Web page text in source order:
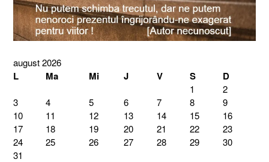
august 2026
L Ma Mi J V S D
1
2
3
4 5 6 7 8
9
10
11 12 13 14 15
16
17
18 19 20 21 22
23
24
25 26 27 28 29
30
31